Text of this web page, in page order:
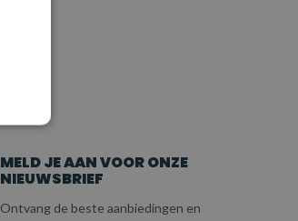
MELD JE AAN VOOR ONZE
NIEUWSBRIEF
Ontvang de beste aanbiedingen en